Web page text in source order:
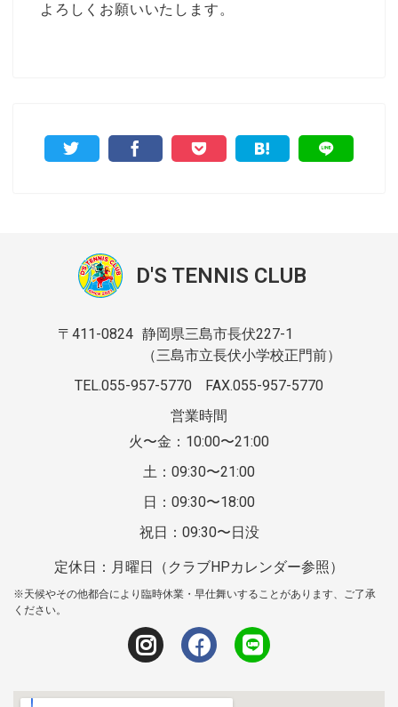
よろしくお願いいたします。
D'S TENNIS CLUB
〒411-0824 静岡県三島市長伏227-1
（三島市立長伏小学校正門前）
TEL.055-957-5770
FAX.055-957-5770
営業時間
火〜金：10:00〜21:00
土：09:30〜21:00
日：09:30〜18:00
祝日：09:30〜日没
定休日：月曜日（クラブHPカレンダー参照）
※天候やその他都合により臨時休業・早仕舞いすることがあります、ご了承
ください。